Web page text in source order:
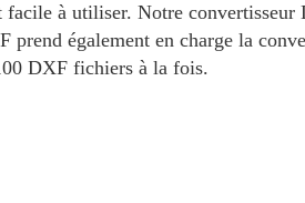
facile à utiliser. Notre
également en charge la
DXF fichiers à la fois.